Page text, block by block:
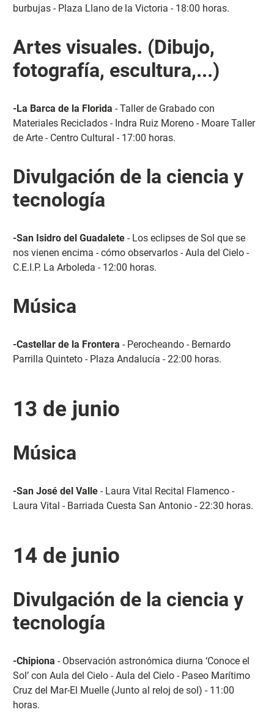
burbujas - Plaza Llano de la Victoria - 18:00 horas.
Artes visuales. (Dibujo,
fotografía, escultura,...)
-La Barca de la Florida - Taller de Grabado con
Materiales Reciclados - Indra Ruiz Moreno - Moare Taller
de Arte - Centro Cultural - 17:00 horas.
Divulgación de la ciencia y
tecnología
-San Isidro del Guadalete- Los eclipses de Sol que se
nos vienen encima - cómo observarlos - Aula del Cielo -
C.E.I.P. La Arboleda - 12:00 horas.
Música
-Castellar de la Frontera - Perocheando - Bernardo
Parrilla Quinteto - Plaza Andalucía - 22:00 horas.
13 de junio
Música
-San José del Valle- Laura Vital Recital Flamenco -
Laura Vital - Barriada Cuesta San Antonio - 22:30 horas.
14 de junio
Divulgación de la ciencia y
tecnología
-Chipiona - Observación astronómica diurna ‘Conoce el
Sol’ con Aula del Cielo - Aula del Cielo - Paseo Marítimo
Cruz del Mar-El Muelle (Junto al reloj de sol) - 11:00
horas.